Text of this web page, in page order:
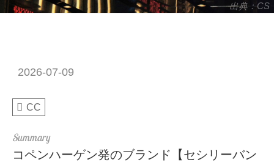
出典：CS
2026-07-09
CC
コペンハーゲン発のブランド【セシリーバン